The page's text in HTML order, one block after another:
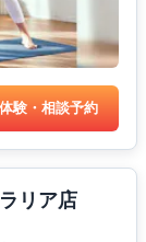
体験・相談予約
リア店